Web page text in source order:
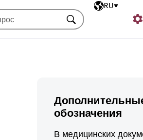
RU
Искать
обозначения
В медицинских